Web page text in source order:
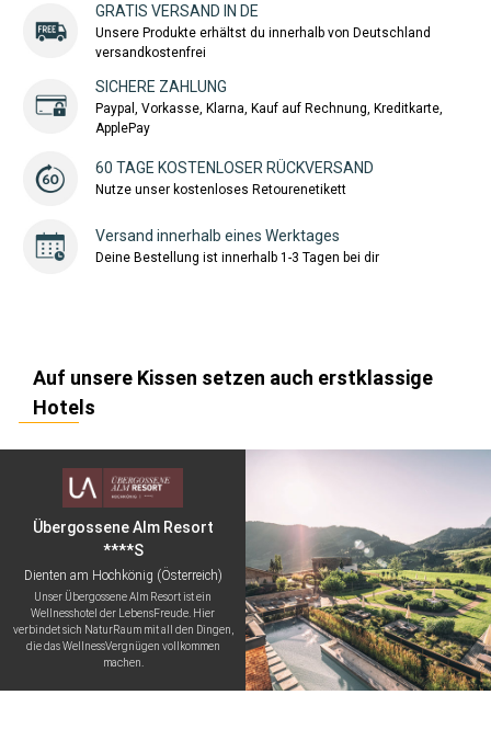
GRATIS VERSAND IN DE
Unsere Produkte erhältst du innerhalb von Deutschland
versandkostenfrei
SICHERE ZAHLUNG
Paypal, Vorkasse, Klarna, Kauf auf Rechnung, Kreditkarte,
ApplePay
60 TAGE KOSTENLOSER RÜCKVERSAND
Nutze unser kostenloses Retourenetikett
Versand innerhalb eines Werktages
Deine Bestellung ist innerhalb 1-3 Tagen bei dir
Auf unsere Kissen setzen auch erstklassige
Hotels
Übergossene Alm Resort
****S
Dienten am Hochkönig (Österreich)
Unser Übergossene Alm Resort ist ein
Wellnesshotel der LebensFreude. Hier
verbindet sich NaturRaum mit all den Dingen,
die das WellnessVergnügen vollkommen
machen.